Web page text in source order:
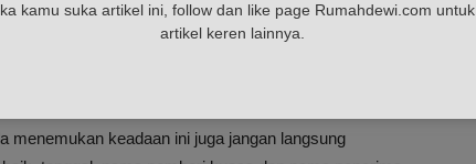
notaris dan serah terima kunci dilakukan saat
Karena kl pemiliknya kabur, repot.
bukan pihak ke 3, kecuali, ia memegang surat kuasa
menemukan keadaan ini juga jangan langsung
kamu suka artikel ini, follow dan like page Rumahdewi.com untuk
artikel keren lainnya.